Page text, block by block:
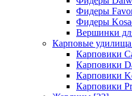
Фидеры
Фидеры
Вершинки
Карповые удилища
Карповики
Карповики
Карповики
Карповики